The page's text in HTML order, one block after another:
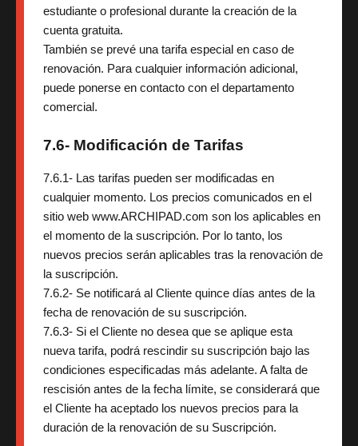
estudiante o profesional durante la creación de la
cuenta gratuita.
También se prevé una tarifa especial en caso de
renovación. Para cualquier información adicional,
puede ponerse en contacto con el departamento
comercial.
7.6- Modificación de Tarifas
7.6.1- Las tarifas pueden ser modificadas en
cualquier momento. Los precios comunicados en el
sitio web www.ARCHIPAD.com son los aplicables en
el momento de la suscripción. Por lo tanto, los
nuevos precios serán aplicables tras la renovación de
la suscripción.
7.6.2- Se notificará al Cliente quince días antes de la
fecha de renovación de su suscripción.
7.6.3- Si el Cliente no desea que se aplique esta
nueva tarifa, podrá rescindir su suscripción bajo las
condiciones especificadas más adelante. A falta de
rescisión antes de la fecha límite, se considerará que
el Cliente ha aceptado los nuevos precios para la
duración de la renovación de su Suscripción.